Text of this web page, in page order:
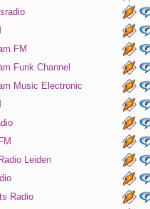
FM
Funk Channel
Music Electronic
Leiden
Radio